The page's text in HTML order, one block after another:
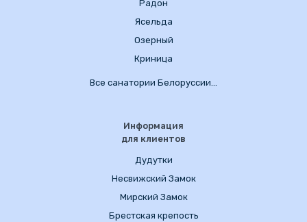
Радон
Ясельда
Озерный
Криница
Все санатории Белоруссии…
Информация
для клиентов
Дудутки
Несвижский Замок
Мирский Замок
Брестская крепость